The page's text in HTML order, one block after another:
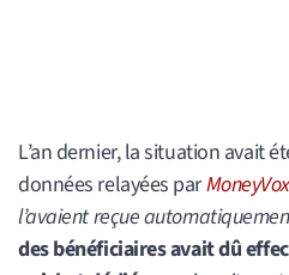
L’an dernier, la situation avait
données relayées parMoneyVox
l’avaient reçue
des bénéficiaires avait dû